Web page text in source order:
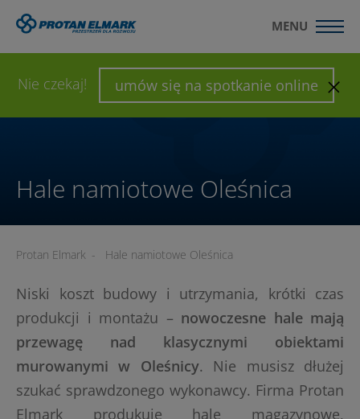
Nie czekaj! umów się na spotkanie online
MENU
WYŚLIJ ZAPYTANIE SKONFIGURUJ HALĘ
Hale namiotowe Oleśnica
Protan Elmark - Hale namiotowe Oleśnica
Niski koszt budowy i utrzymania, krótki czas
produkcji i montażu – nowoczesne hale mają
przewagę nad klasycznymi obiektami
murowanymi w Oleśnicy. Nie musisz dłużej
szukać sprawdzonego wykonawcy. Firma Protan
Elmark produkuje hale magazynowe,